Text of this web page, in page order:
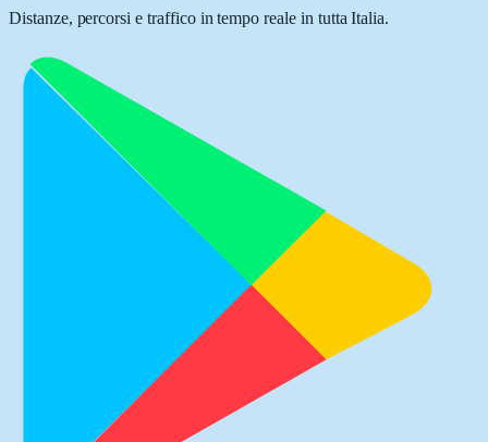
Distanze, percorsi e traffico in tempo reale in tutta Italia.